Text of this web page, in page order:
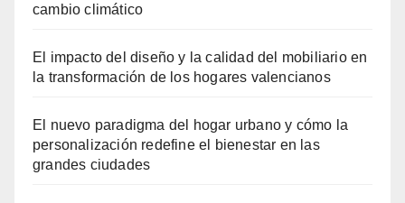
cambio climático
El impacto del diseño y la calidad del mobiliario en
la transformación de los hogares valencianos
El nuevo paradigma del hogar urbano y cómo la
personalización redefine el bienestar en las
grandes ciudades